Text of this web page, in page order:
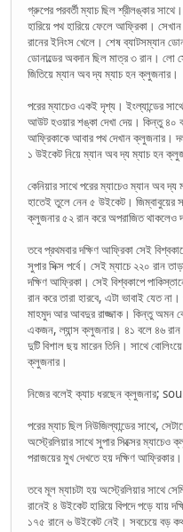
গ্রুপের পরবর্তী ম্যাচ ছিল শ্রীলঙ্কার
হারিয়ে পথ হারিয়ে ফেলে আফ্রিকা।
রানের ইনিংস খেলে। শেষ ব্যাটসম্যান
ডোনাল্ডের অবদান ছিল মাত্র ৩ রান। লো
জিতিয়ে ম্যান অব দ্য ম্যাচ হন ক্লুজনার।
পরের ম্যাচেও একই দৃশ্য। ইংল্যান্ডের
আউট হওয়ার শঙ্কা দেখা দেয়। কিন্তু ৪০
আফ্রিকাকে আবার পথ দেখান ক্লুজনার। দল
১ উইকেট নিয়ে ম্যান অব দ্য ম্যাচ হন
কেনিয়ার সাথে পরের ম্যাচেও ম্যান অব
হাতেই তুলে নেন ৫ উইকেট। জিম্বাবুয়ের
ক্লুজনার ৫২ রান করে অপরাজিত থাকলেও
তবে প্রথমবার দক্ষিণ আফ্রিকা সেই
সুপার সিক্স পর্বে। সেই ম্যাচে ২২০ রান
দক্ষিণ আফ্রিকা। সেই বিশ্বকাপে
রান করে তারা হারবে, এটা ভাবাই যেত
মাহমুদ আর আবদুর রাজ্জাক। কিন্তু অমন
একজন, ল্যান্স ক্লুজনার। ৪১ বলে ৪৬ রান
দুটি বিশাল ছয় মারেন তিনি। সাথে
ক্লুজনার।
নিজের বলেই ক্যাচ ধরছেন ক্লুজনার;
পরের ম্যাচ ছিল নিউজিল্যান্ডের সাথে,
অস্ট্রেলিয়ার সাথে সুপার সিক্সের
পরাজয়ের মুখ দেখতে হয় দক্ষিণ আফ্রিকার।
তবে মূল ম্যাচটা হয় অস্ট্রেলিয়ার সাথে
রানেই ৪ উইকেট হারিয়ে বিপদে পড়ে যায়
১৭৫ রানে ৬ উইকেট নেই। সবচেয়ে বড়